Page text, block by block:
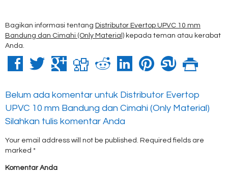
Bagikan informasi tentang Distributor Evertop UPVC 10 mm
Bandung dan Cimahi (Only Material) kepada teman atau kerabat
Anda.
Belum ada komentar untuk Distributor Evertop
UPVC 10 mm Bandung dan Cimahi (Only Material)
Silahkan tulis komentar Anda
Your email address will not be published. Required fields are
marked *
Komentar Anda